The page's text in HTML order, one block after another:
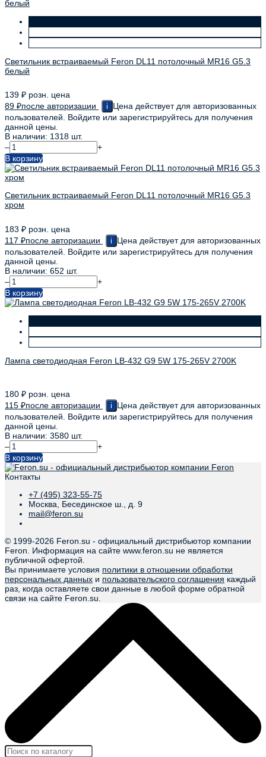
Светильник встраиваемый Feron DL11 потолочный MR16 G5.3
белый
139 ₽ розн. цена
89 ₽после авторизации i
Цена действует для авторизованных
пользователей. Войдите или зарегистрируйтесь для получения
данной цены.
В наличии: 1318 шт.
–
+
В корзину
Светильник встраиваемый Feron DL11 потолочный MR16 G5.3
хром
183 ₽ розн. цена
117 ₽после авторизации i
Цена действует для авторизованных
пользователей. Войдите или зарегистрируйтесь для получения
данной цены.
В наличии: 652 шт.
–
+
В корзину
Лампа светодиодная Feron LB-432 G9 5W 175-265V 2700K
180 ₽ розн. цена
115 ₽после авторизации i
Цена действует для авторизованных
пользователей. Войдите или зарегистрируйтесь для получения
данной цены.
В наличии: 3580 шт.
–
+
В корзину
Контакты
+7 (495) 323-55-75
Москва, Бесединское ш., д. 9
mail@feron.su
© 1999-2026 Feron.su - официальный дистрибьютор компании
Feron. Информация на сайте www.feron.su не является
публичной офертой.
Вы принимаете условия политики в отношении обработки
персональных данных и пользовательского соглашения каждый
раз, когда оставляете свои данные в любой форме обратной
связи на сайте Feron.su.